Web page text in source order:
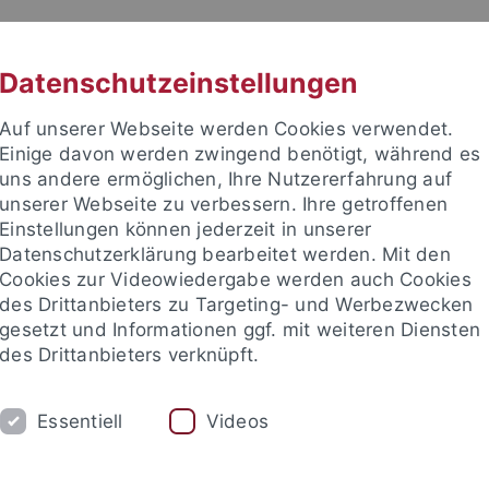
FORSCHEN & PUBLIZIEREN
Rechtsgrundlagen
Datenschutzeinstellungen
Auf unserer Webseite werden Cookies verwendet.
Einige davon werden zwingend benötigt, während es
uns andere ermöglichen, Ihre Nutzererfahrung auf
unserer Webseite zu verbessern. Ihre getroffenen
Einstellungen können jederzeit in unserer
Datenschutzerklärung bearbeitet werden. Mit den
Cookies zur Videowiedergabe werden auch Cookies
des Drittanbieters zu Targeting- und Werbezwecken
gesetzt und Informationen ggf. mit weiteren Diensten
des Drittanbieters verknüpft.
Essentiell Videos